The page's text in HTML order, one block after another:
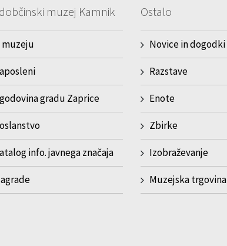
muzej Kamnik
muzeju
gradu Zaprice
info. javnega značaja
Ostalo
Novice in dogodki
Razstave
Enote
Zbirke
Izobraževanje
Muzejska trgovina